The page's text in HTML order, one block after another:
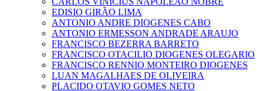
EDISIO GIRÃO LIMA
ANTONIO ANDRE DIOGENES CABO
ANTONIO ERMESSON ANDRADE ARAUJO
FRANCISCO BEZERRA BARRETO
FRANCISCO OTACILIO DIOGENES OLEGARIO
FRANCISCO RENNIO MONTEIRO DIOGENES
LUAN MAGALHAES DE OLIVEIRA
PLACIDO OTAVIO GOMES NETO